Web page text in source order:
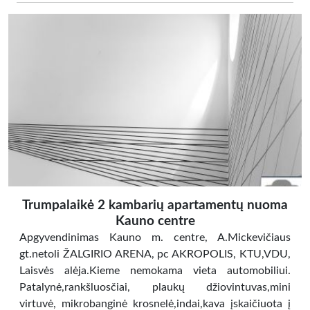
Trumpalaikė 2 kambarių apartamentų nuoma
Kauno centre
Apgyvendinimas Kauno m. centre, A.Mickevičiaus
gt.netoli ŽALGIRIO ARENA, pc AKROPOLIS, KTU,VDU,
Laisvės alėja.Kieme nemokama vieta automobiliui.
Patalynė,rankšluosčiai, plaukų džiovintuvas,mini
virtuvė, mikrobanginė krosnelė,indai,kava įskaičiuota į